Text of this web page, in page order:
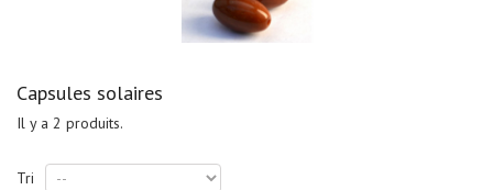
Capsules solaires
Il y a 2 produits.
Tri